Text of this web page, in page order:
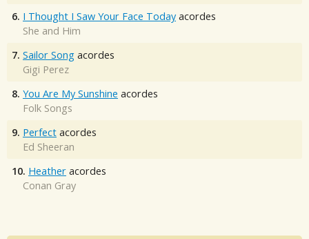
6. I Thought I Saw Your Face Today acordes
She and Him
7. Sailor Song acordes
Gigi Perez
8. You Are My Sunshine acordes
Folk Songs
9. Perfect acordes
Ed Sheeran
10. Heather acordes
Conan Gray